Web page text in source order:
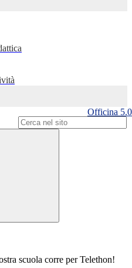
Officina 5.0
scuola corre per Telethon!